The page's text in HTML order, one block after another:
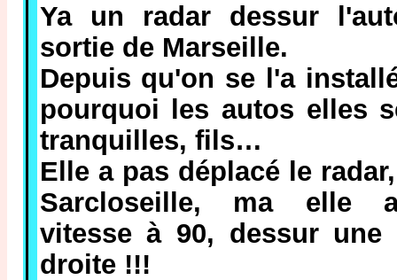
Ya un radar dessur
sortie de Marseille.
Depuis qu'on se l'a
pourquoi les autos elles
tranquilles, fils…
Elle a pas déplacé le
Sarcloseille, ma elle
vitesse à 90, dessur une
droite !!!